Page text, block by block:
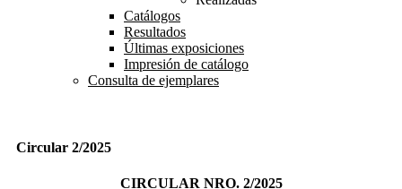
Catálogos
Resultados
Últimas exposiciones
Impresión de catálogo
Consulta de ejemplares
Circular 2/2025
CIRCULAR NRO. 2/2025